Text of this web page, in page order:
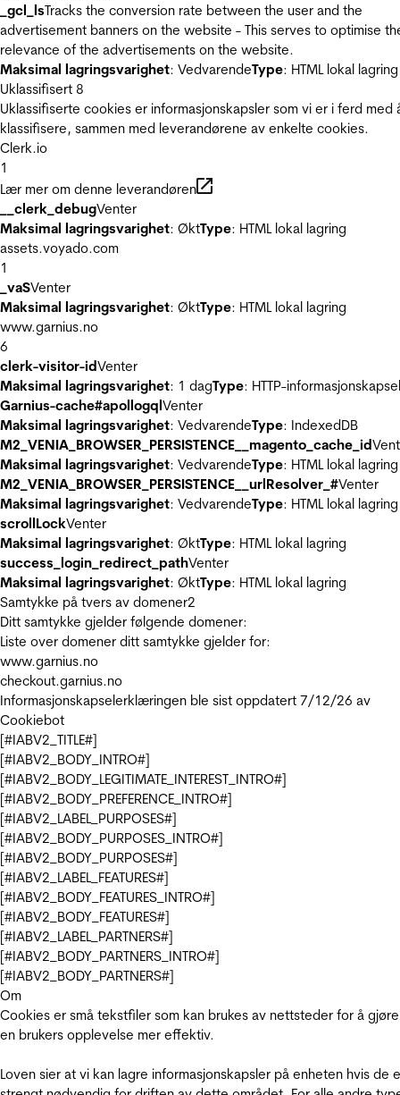
_gcl_lsTracks the conversion rate between the user and the
advertisement banners on the website - This serves to optimise
relevance of the advertisements on the website.
Maksimal lagringsvarighet: VedvarendeType: HTML lokal lagring
Uklassifisert 8
Uklassifiserte cookies er informasjonskapsler som vi er i ferd med
klassifisere, sammen med leverandørene av enkelte cookies.
Clerk.io
1
Lær mer om denne leverandøren
__clerk_debugVenter
Maksimal lagringsvarighet: ØktType: HTML lokal lagring
assets.voyado.com
1
_vaSVenter
Maksimal lagringsvarighet: ØktType: HTML lokal lagring
www.garnius.no
6
clerk-visitor-idVenter
Maksimal lagringsvarighet: 1 dagType: HTTP-informasjonskapsel
Garnius-cache#apollogqlVenter
Maksimal lagringsvarighet: VedvarendeType: IndexedDB
M2_VENIA_BROWSER_PERSISTENCE__magento_cache_id
Maksimal lagringsvarighet: VedvarendeType: HTML lokal lagring
M2_VENIA_BROWSER_PERSISTENCE__urlResolver_#Venter
Maksimal lagringsvarighet: VedvarendeType: HTML lokal lagring
scrollLockVenter
Maksimal lagringsvarighet: ØktType: HTML lokal lagring
success_login_redirect_pathVenter
Maksimal lagringsvarighet: ØktType: HTML lokal lagring
Samtykke på tvers av domener2
Ditt samtykke gjelder følgende domener:
Liste over domener ditt samtykke gjelder for:
www.garnius.no
checkout.garnius.no
Informasjonskapselerklæringen ble sist oppdatert 7/12/26 av
Cookiebot
[#IABV2_TITLE#]
[#IABV2_BODY_INTRO#]
[#IABV2_BODY_LEGITIMATE_INTEREST_INTRO#]
[#IABV2_BODY_PREFERENCE_INTRO#]
[#IABV2_LABEL_PURPOSES#]
[#IABV2_BODY_PURPOSES_INTRO#]
[#IABV2_BODY_PURPOSES#]
[#IABV2_LABEL_FEATURES#]
[#IABV2_BODY_FEATURES_INTRO#]
[#IABV2_BODY_FEATURES#]
[#IABV2_LABEL_PARTNERS#]
[#IABV2_BODY_PARTNERS_INTRO#]
[#IABV2_BODY_PARTNERS#]
Om
Cookies er små tekstfiler som kan brukes av nettsteder for å gjøre
en brukers opplevelse mer effektiv.
Loven sier at vi kan lagre informasjonskapsler på enheten hvis de